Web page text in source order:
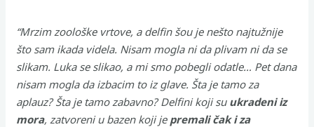
“Mrzim zoološke vrtove, a delfin šou je nešto najtužnije
što sam ikada videla. Nisam mogla ni da plivam ni da se
slikam. Luka se slikao, a mi smo pobegli odatle… Pet dana
nisam mogla da izbacim to iz glave. Šta je tamo za
aplauz? Šta je tamo zabavno? Delfini koji su ukradeni iz
mora, zatvoreni u bazen koji je premali čak i za